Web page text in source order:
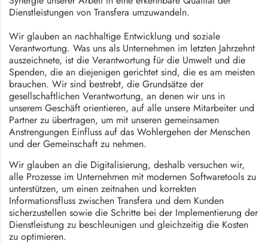
Dienstleistungen von Transfera umzuwandeln.
Wir glauben an nachhaltige Entwicklung und soziale
Verantwortung. Was uns als Unternehmen im letzten Jahrzehnt
auszeichnete, ist die Verantwortung für die Umwelt und die
Spenden, die an diejenigen gerichtet sind, die es am meisten
brauchen. Wir sind bestrebt, die Grundsätze der
gesellschaftlichen Verantwortung, an denen wir uns in
unserem Geschäft orientieren, auf alle unsere Mitarbeiter und
Partner zu übertragen, um mit unseren gemeinsamen
Anstrengungen Einfluss auf das Wohlergehen der Menschen
und der Gemeinschaft zu nehmen.
Wir glauben an die Digitalisierung, deshalb versuchen wir,
alle Prozesse im Unternehmen mit modernen Softwaretools zu
unterstützen, um einen zeitnahen und korrekten
Informationsfluss zwischen Transfera und dem Kunden
sicherzustellen sowie die Schritte bei der Implementierung der
Dienstleistung zu beschleunigen und gleichzeitig die Kosten
zu optimieren.